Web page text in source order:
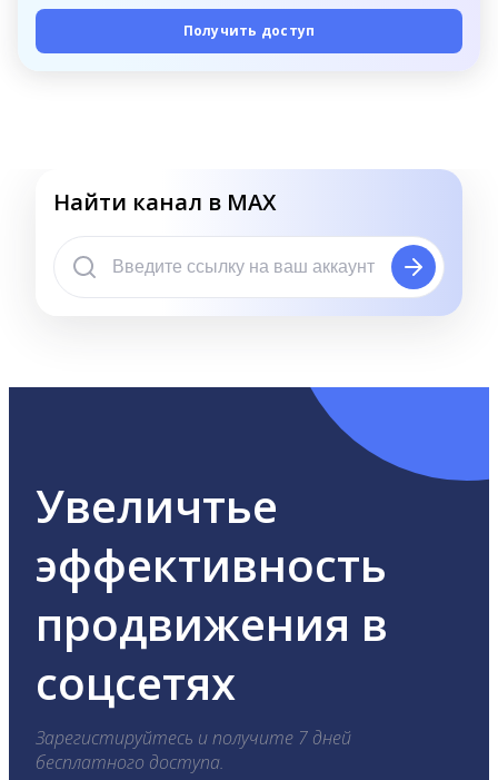
Получить доступ
Найти канал в MAX
Увеличтье
эффективность
продвижения в
соцсетях
Зарегистируйтесь и получите 7 дней
бесплатного доступа.